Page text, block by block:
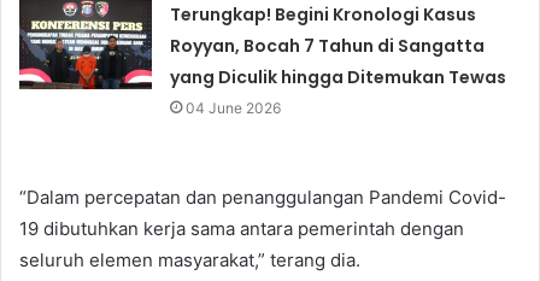
Terungkap! Begini Kronologi Kasus
Royyan, Bocah 7 Tahun di Sangatta
yang Diculik hingga Ditemukan Tewas
04 June 2026
“Dalam percepatan dan penanggulangan Pandemi Covid-
19 dibutuhkan kerja sama antara pemerintah dengan
seluruh elemen masyarakat,” terang dia.